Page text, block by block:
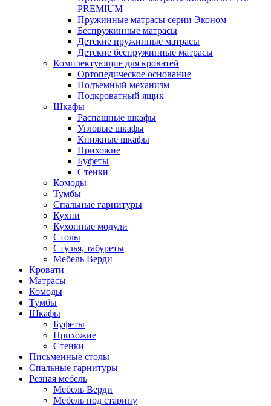
PREMIUM
Пружинные матрасы серии Эконом
Беспружинные матрасы
Детские пружинные матрасы
Детские беспружинные матрасы
Комплектующие для кроватей
Ортопедическое основание
Подъемный механизм
Подкроватный ящик
Шкафы
Распашные шкафы
Угловые шкафы
Книжные шкафы
Прихожие
Буфеты
Стенки
Комоды
Тумбы
Спальные гарнитуры
Кухни
Кухонные модули
Столы
Стулья, табуреты
Мебель Верди
Кровати
Матрасы
Комоды
Тумбы
Шкафы
Буфеты
Прихожие
Стенки
Письменные столы
Спальные гарнитуры
Резная мебель
Мебель Верди
Мебель под старину